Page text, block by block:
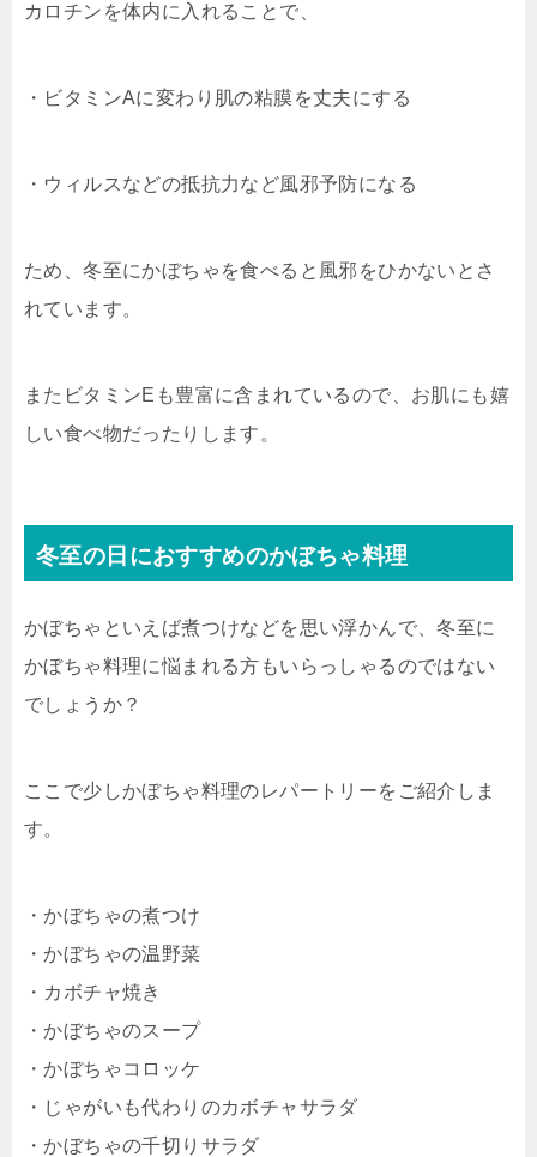
カロチンを体内に入れることで、
・ビタミンAに変わり肌の粘膜を丈夫にする
・ウィルスなどの抵抗力など風邪予防になる
ため、冬至にかぼちゃを食べると風邪をひかないとさ
れています。
またビタミンEも豊富に含まれているので、お肌にも嬉
しい食べ物だったりします。
冬至の日におすすめのかぼちゃ料理
かぼちゃといえば煮つけなどを思い浮かんで、冬至に
かぼちゃ料理に悩まれる方もいらっしゃるのではない
でしょうか？
ここで少しかぼちゃ料理のレパートリーをご紹介しま
す。
・かぼちゃの煮つけ
・かぼちゃの温野菜
・カボチャ焼き
・かぼちゃのスープ
・かぼちゃコロッケ
・じゃがいも代わりのカボチャサラダ
・かぼちゃの千切りサラダ